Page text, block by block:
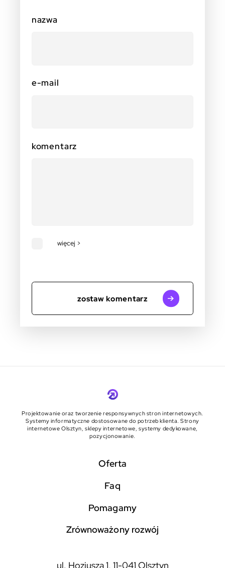
komentarz
więcej >
nazwa
e-mail
zostaw komentarz
Projektowanie oraz tworzenie responsywnych stron internetowych.
Systemy informatyczne dostosowane do potrzeb klienta. Strony
internetowe Olsztyn, sklepy internetowe, systemy dedykowane,
pozycjonowanie.
Oferta
faq
pomagamy
zrównoważony rozwój
ul. Hozjusza 1, 11-041 Olsztyn